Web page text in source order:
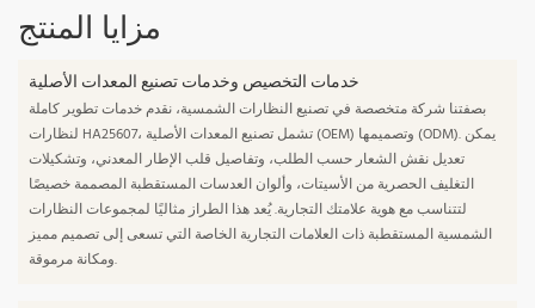
مزايا المنتج
خدمات التخصيص وخدمات تصنيع المعدات الأصلية
بصفتنا شركة متخصصة في تصنيع النظارات الشمسية، نقدم خدمات تطوير كاملة
لنظارات HA25607، تشمل تصنيع المعدات الأصلية (OEM) وتصميمها (ODM). يمكن
تعديل نقش الشعار حسب الطلب، وتفاصيل قلب الإطار المعدني، وتشكيلات
التغليف الحصرية من الأسيتات، وألوان العدسات المستقطبة المصممة خصيصًا
لتتناسب مع هوية علامتك التجارية. يُعد هذا الطراز مثاليًا لمجموعات النظارات
الشمسية المستقطبة ذات العلامات التجارية الخاصة التي تسعى إلى تصميم مميز
ومكانة مرموقة.